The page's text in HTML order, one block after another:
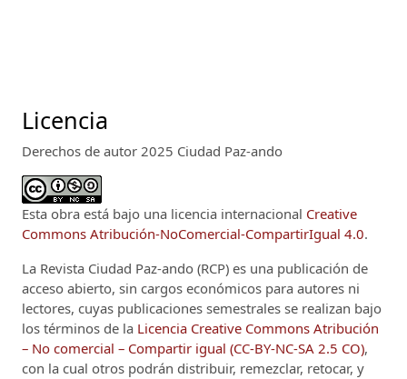
Licencia
Derechos de autor 2025 Ciudad Paz-ando
Esta obra está bajo una licencia internacional Creative
Commons Atribución-NoComercial-CompartirIgual 4.0.
La Revista Ciudad Paz-ando (RCP) es una publicación de
acceso abierto, sin cargos económicos para autores ni
lectores, cuyas publicaciones semestrales se realizan bajo
los términos de la Licencia Creative Commons Atribución
– No comercial – Compartir igual (CC-BY-NC-SA 2.5 CO),
con la cual otros podrán distribuir, remezclar, retocar, y